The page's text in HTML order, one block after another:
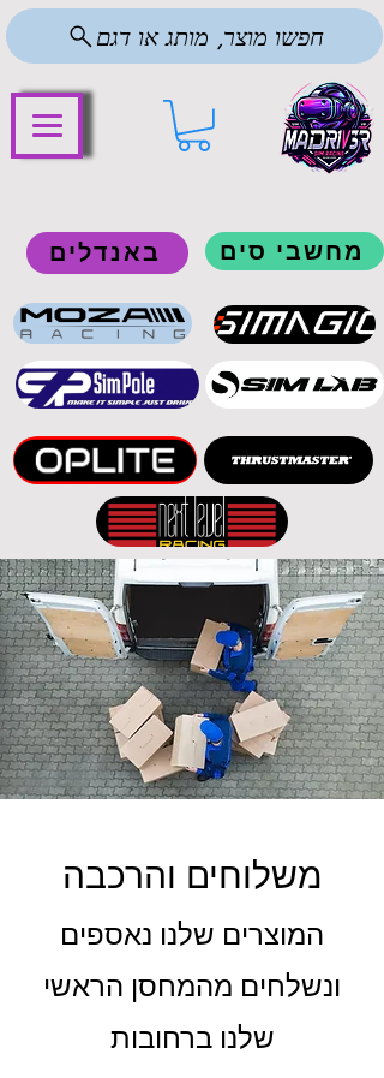
מחשבי סים באנדלים
חפשו מוצר, מותג או דגם
משלוחים והרכבה
המוצרים שלנו נאספים
ונשלחים מהמחסן הראשי
שלנו ברחובות